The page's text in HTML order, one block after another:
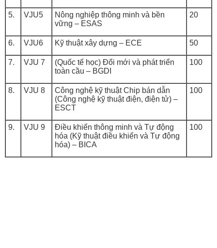
5. VJU5
Nông nghiệp thông minh và bền
vững – ESAS
20
6. VJU6 Kỹ thuật xây dựng – ECE 50
7. VJU 7
(Quốc tế học) Đổi mới và phát triển
toàn cầu – BGDI
100
8. VJU 8
Công nghệ kỹ thuật Chip bán dẫn
(Công nghệ kỹ thuật điện, điện tử) –
ESCT
100
9. VJU 9
Điều khiển thông minh và Tự động
hóa (Kỹ thuật điều khiển và Tự động
hóa) – BICA
100